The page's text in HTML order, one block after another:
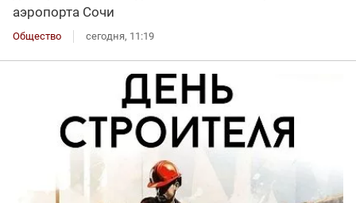
аэропорта Сочи
Общество сегодня, 11:19